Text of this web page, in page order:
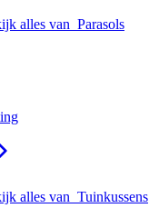
alles van Parasols
alles van Tuinkussens